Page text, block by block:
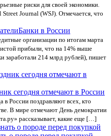
риски для своей экономики.
Journal (WSJ). Отмечается, что
Банки в России
организации по итогам марта
прибыли, что на 14% выше
заработали 214 млрд рублей), пишет
сегодня отмечают в России
в России поздравляют всех, кто
В мире отмечают День демократии
рассказывает, какие еще […]